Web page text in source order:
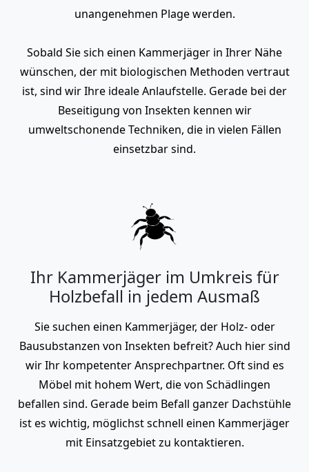
unangenehmen Plage werden.
Sobald Sie sich einen Kammerjäger in Ihrer Nähe
wünschen, der mit biologischen Methoden vertraut
ist, sind wir Ihre ideale Anlaufstelle. Gerade bei der
Beseitigung von Insekten kennen wir
umweltschonende Techniken, die in vielen Fällen
einsetzbar sind.
Ihr Kammerjäger im Umkreis für
Holzbefall in jedem Ausmaß
Sie suchen einen Kammerjäger, der Holz- oder
Bausubstanzen von Insekten befreit? Auch hier sind
wir Ihr kompetenter Ansprechpartner. Oft sind es
Möbel mit hohem Wert, die von Schädlingen
befallen sind. Gerade beim Befall ganzer Dachstühle
ist es wichtig, möglichst schnell einen Kammerjäger
mit Einsatzgebiet zu kontaktieren.